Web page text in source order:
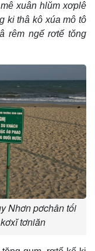
xuân hlŭm xơplê
ki thâ kô xúa mô tô
rêm ngế rơtế tŏng
Nhơn pơchân tối
tơniăn